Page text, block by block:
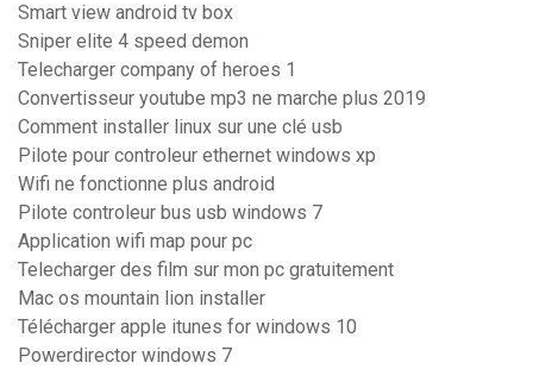
Smart view android tv box
Sniper elite 4 speed demon
Telecharger company of heroes 1
Convertisseur youtube mp3 ne marche plus 2019
Comment installer linux sur une clé usb
Pilote pour controleur ethernet windows xp
Wifi ne fonctionne plus android
Pilote controleur bus usb windows 7
Application wifi map pour pc
Telecharger des film sur mon pc gratuitement
Mac os mountain lion installer
Télécharger apple itunes for windows 10
Powerdirector windows 7